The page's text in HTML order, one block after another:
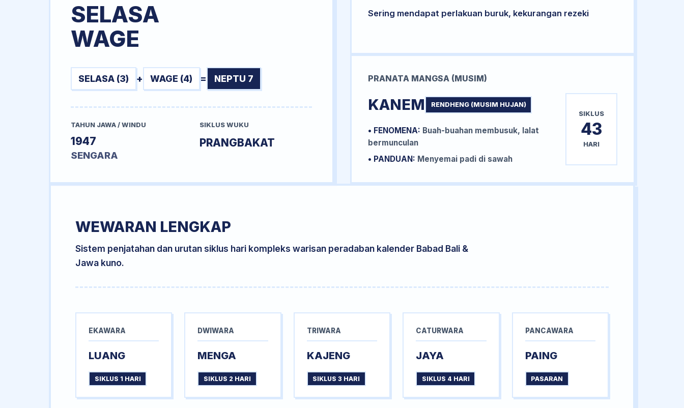
SELASA
WAGE
SELASA (3) + WAGE (4) = NEPTU 7
TAHUN JAWA / WINDU
1947
SENGARA
SIKLUS WUKU
PRANGBAKAT
Sering mendapat perlakuan buruk, kekurangan rezeki
PRANATA MANGSA (MUSIM)
KANEM RENDHENG (MUSIM HUJAN)
• FENOMENA: Buah-buahan membusuk, lalat
bermunculan
• PANDUAN: Menyemai padi di sawah
SIKLUS
43
HARI
WEWARAN LENGKAP
Sistem penjatahan dan urutan siklus hari kompleks warisan peradaban kalender Babad Bali &
Jawa kuno.
EKAWARA
LUANG
SIKLUS 1 HARI
DWIWARA
MENGA
SIKLUS 2 HARI
TRIWARA
KAJENG
SIKLUS 3 HARI
CATURWARA
JAYA
SIKLUS 4 HARI
PANCAWARA
PAING
PASARAN